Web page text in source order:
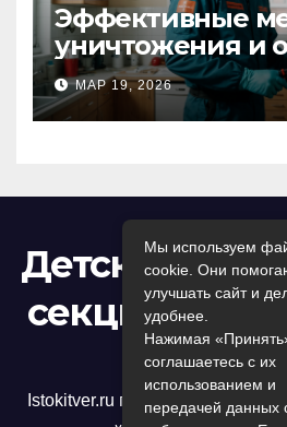
Эффективные
уничтожения и
тараканов в
к дезинсекции
МАР 19, 2026
Детский
секции,
Istokitver.ru предлагает
Мы используем
cookie. Они
улучшать сайт и
удобнее.
Нажимая
соглашаетесь с их
использованием и
передачей данных